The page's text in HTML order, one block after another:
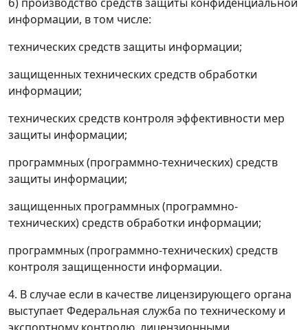
информации, в том числе:
технических средств защиты информации;
защищенных технических средств обработки
информации;
технических средств контроля эффективности мер
защиты информации;
программных (программно-технических) средств
защиты информации;
защищенных программных (программно-
технических) средств обработки информации;
программных (программно-технических) средств
контроля защищенности информации.
4. В случае если в качестве лицензирующего органа
выступает Федеральная служба по техническому и